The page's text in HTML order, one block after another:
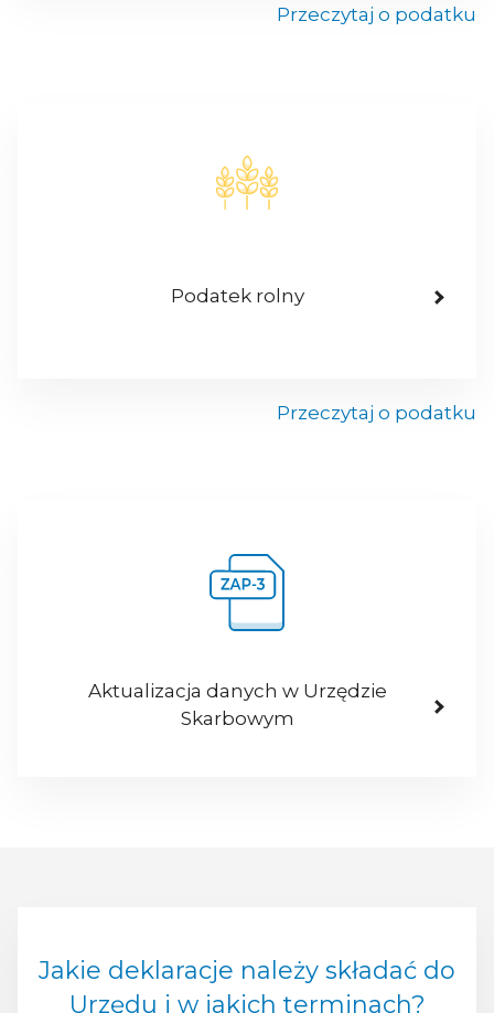
Przeczytaj o podatku
Podatek rolny
Przeczytaj o podatku
Aktualizacja danych w Urzędzie
Skarbowym
Jakie deklaracje należy składać do
Urzędu i w jakich terminach?